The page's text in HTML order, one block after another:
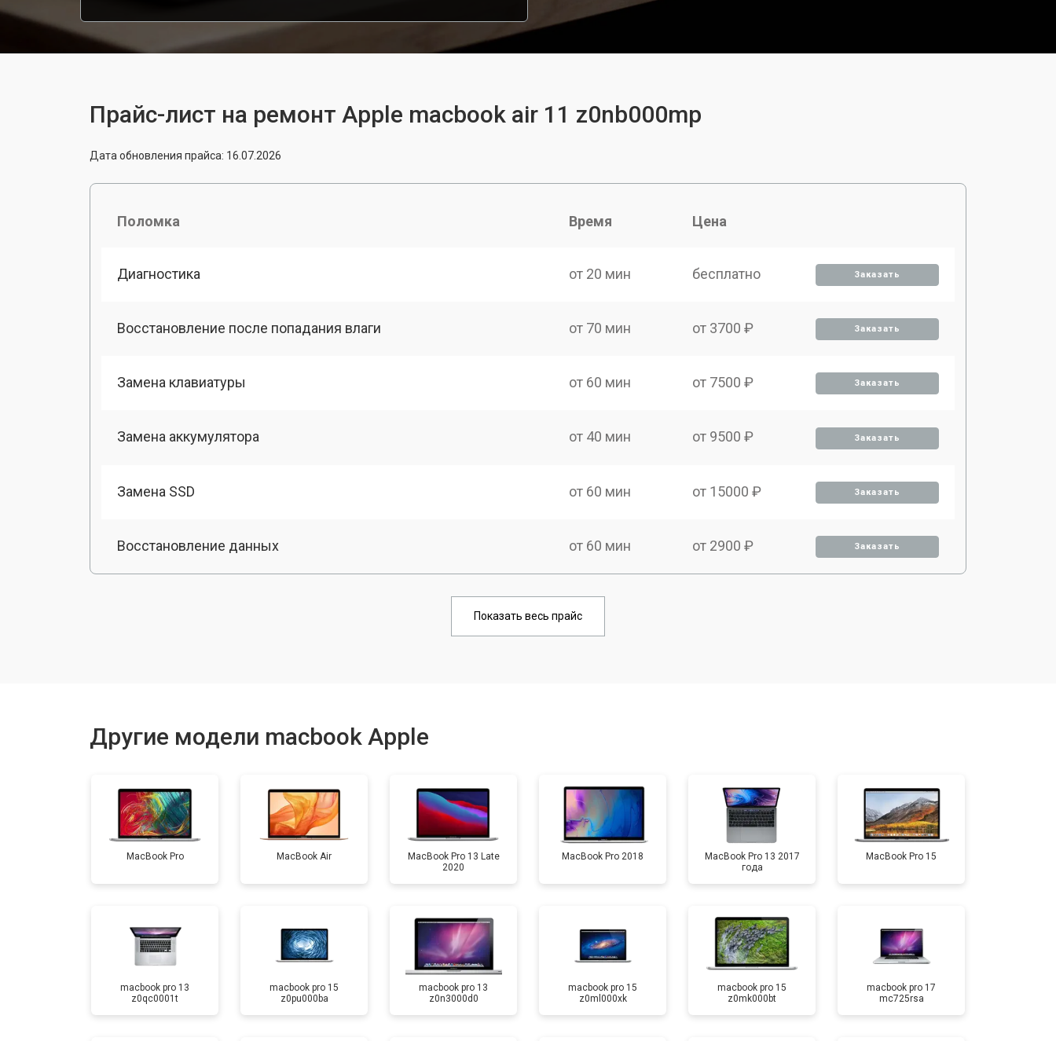
Прайс-лист на ремонт Apple macbook air 11 z0nb000mp
Дата обновления прайса: 16.07.2026
Поломка Время Цена
Диагностика от 20 мин бесплатно Заказать
Восстановление после попадания влаги от 70 мин от 3700 ₽ Заказать
Замена клавиатуры от 60 мин от 7500 ₽ Заказать
Замена аккумулятора от 40 мин от 9500 ₽ Заказать
Замена SSD от 60 мин от 15000 ₽ Заказать
Восстановление данных от 60 мин от 2900 ₽ Заказать
от 60 мин
Показать весь прайс
Другие модели macbook Apple
MacBook Pro MacBook Air
MacBook Pro 13 Late
2020
MacBook Pro 2018
MacBook Pro 13 2017
года
MacBook Pro 15
macbook pro 13
z0qc0001t
macbook pro 15
z0pu000ba
macbook pro 13
z0n3000d0
macbook pro 15
z0ml000xk
macbook pro 15
z0mk000bt
macbook pro 17
mc725rsa